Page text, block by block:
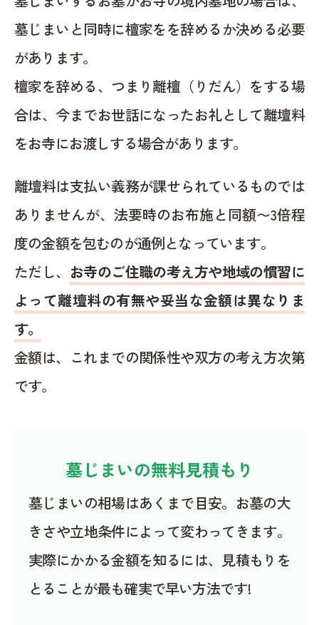
墓じまいと同時に檀家をを辞めるか決める必要
があります。
檀家を辞める、つまり離檀（りだん）をする場
合は、今までお世話になったお礼として離壇料
をお寺にお渡しする場合があります。
離壇料は支払い義務が課せられているものでは
ありませんが、法要時のお布施と同額〜3倍程
度の金額を包むのが通例となっています。
ただし、 お寺のご住職の考え方や地域の慣習に
よって離壇料の有無や妥当な金額は異なりま
す。
金額は、これまでの関係性や双方の考え方次第
です。
墓じまいの無料見積もり
墓じまいの相場はあくまで目安。お墓の大
きさや立地条件によって変わってきます。
実際にかかる金額を知るには、見積もりを
とることが最も確実で早い方法です!